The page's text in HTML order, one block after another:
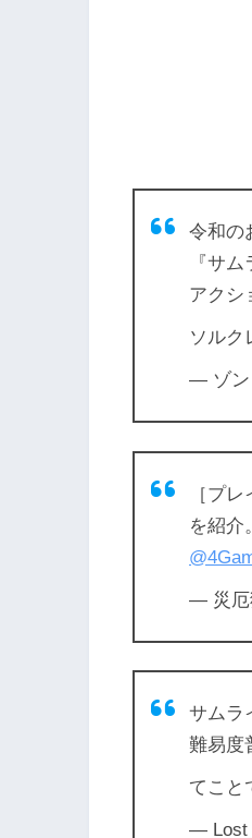
令和の
『サ
アクシ
ソルク
— ゾン
［プ
を紹介
— 災厄
サムラ
難易度
てこと
—